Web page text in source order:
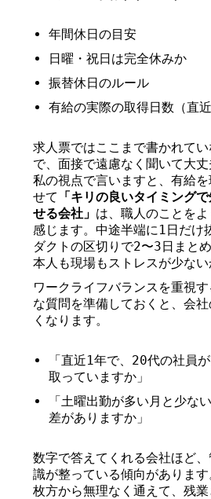
年間休日の目安
日曜・祝日は完全休みか
振替休日のルール
有給の実際の取得日数（直近
求人票ではここまで書かれて
で、面接で遠慮なく聞いて大丈
私の視点で言いますと、有給
せて 「キリの良いタイミング
せる会社」 は、職人のことを
感じます。中途半端に1日だけ
ダクトの区切りで2〜3日まと
本人も現場もストレスが少ない
ワークライフバランスを重視
な質問を準備しておくと、会
くなります。
「直近1年で、20代の社員
取っていますか」
「土曜出勤が多い月と少な
差がありますか」
数字で答えてくれる会社ほど
識が整っている傾向があります
枚方から無理なく通えて、残